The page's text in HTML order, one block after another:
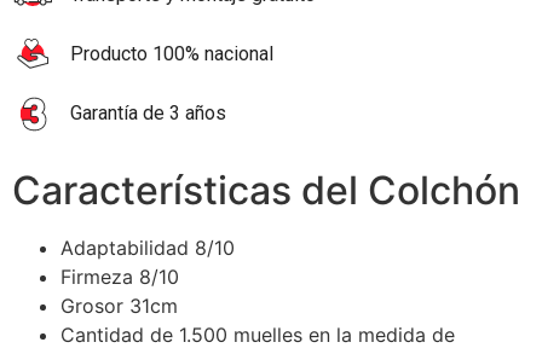
Producto 100% nacional
Garantía de 3 años
Características del Colchón
Adaptabilidad 8/10
Firmeza 8/10
Grosor 31cm
Cantidad de 1.500 muelles en la medida de